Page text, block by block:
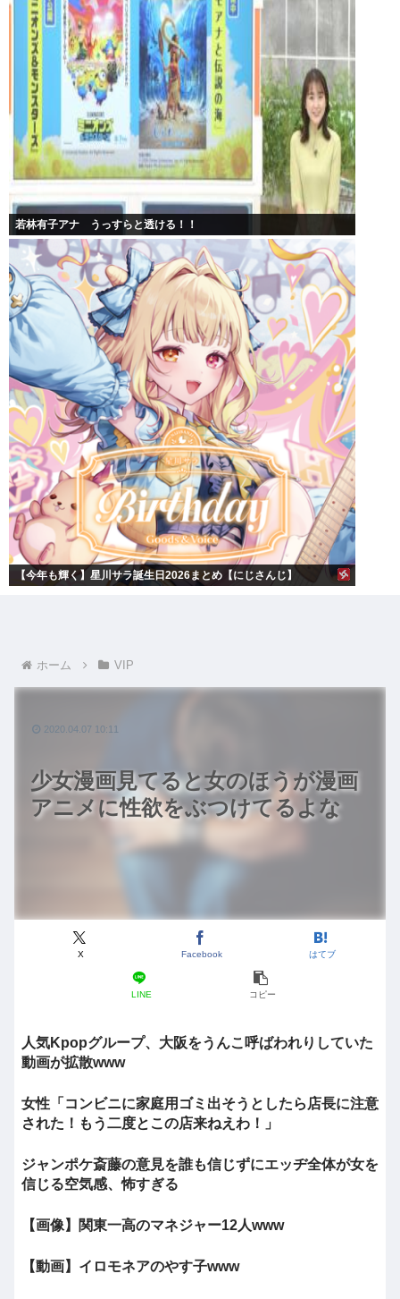
若林有子アナ うっすらと透ける！！
【今年も輝く】星川サラ誕生日2026まとめ【にじさんじ】
ホーム VIP
少女漫画見てると女のほうが漫画
アニメに性欲をぶつけてるよな
X Facebook はてブ
LINE コピー
2020.04.07 10:11
人気Kpopグループ、大阪をうんこ呼ばわれりしていた
動画が拡散www
女性「コンビニに家庭用ゴミ出そうとしたら店長に注意
された！もう二度とこの店来ねえわ！」
ジャンポケ斎藤の意見を誰も信じずにエッヂ全体が女を
信じる空気感、怖すぎる
【画像】関東一高のマネジャー12人www
【動画】イロモネアのやす子www